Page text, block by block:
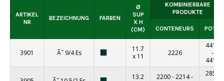
ARTIKEL
NR
BEZEICHNUNG FARBEN
Ø
SUP
X H
(CM)
KOMBINIERBARE
PRODUKTE
CONTENEURS POTS
3901 Ã˜ 9/4 Es
11.7
x 11
2226
4412
-
4414
13.2
2200-2214-
2857